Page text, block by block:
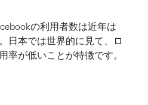
の利用者数は近年は
日本では世界的に見て、ロ
率が低いことが特徴です。